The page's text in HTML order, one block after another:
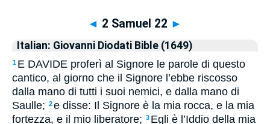
◄ 2 Samuel 22 ►
Italian: Giovanni Diodati Bible (1649)
1 E DAVIDE proferì al Signore le parole di questo
cantico, al giorno che il Signore l’ebbe riscosso
dalla mano di tutti i suoi nemici, e dalla mano di
Saulle; 2e disse: Il Signore è la mia rocca, e la mia
fortezza, e il mio liberatore; 3 Egli è l’Iddio della mia